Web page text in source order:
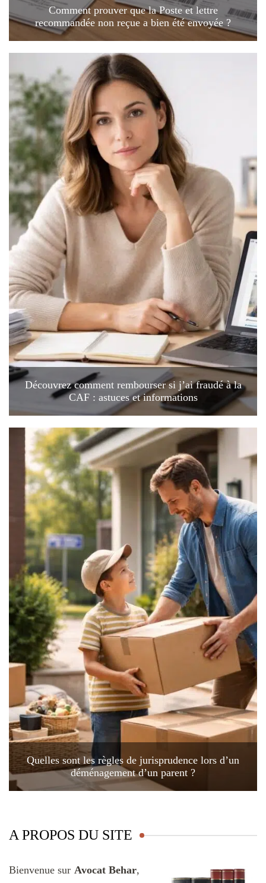
Comment prouver que la Poste et lettre
recommandée non reçue a bien été envoyée ?
Découvrez comment rembourser si j’ai fraudé à la
CAF : astuces et informations
Quelles sont les règles de jurisprudence lors d’un
déménagement d’un parent ?
A PROPOS DU SITE
Bienvenue sur Avocat Behar,